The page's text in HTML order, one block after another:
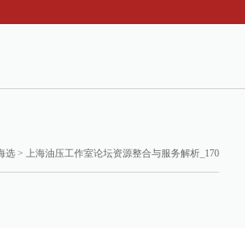
源整合与服务解析_170
选 > 上海油压工作室论坛资源整合与服务解析_170